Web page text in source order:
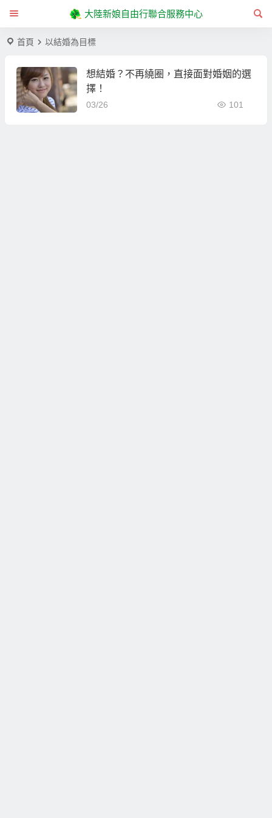
大陸新娘自由行聯合服務中心
首頁 以結婚為目標
想結婚？不再繞圈，直接面對婚姻的選
擇！
03/26 101